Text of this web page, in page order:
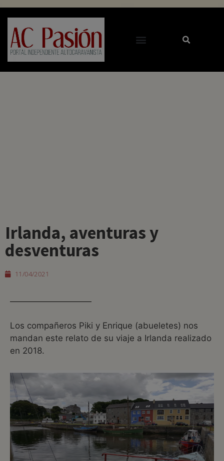
Irlanda, aventuras y
desventuras
11/04/2021
Los compañeros Piki y Enrique (abueletes) nos
mandan este relato de su viaje a Irlanda realizado
en 2018.